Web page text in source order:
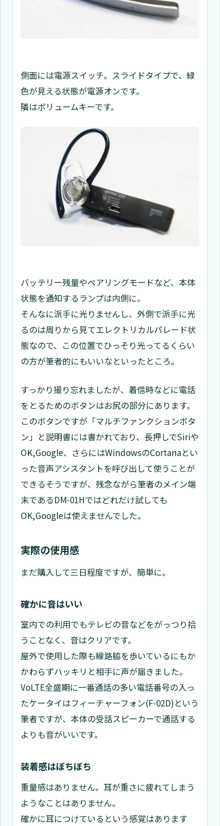
側面には電源スイッチ。スライドタイプで、緑
色が見える状態が電源オンです。
隣はボリュームキーです。
バッテリー残量やペアリングモードなど、本体
状態を通知するランプは内側に。
そんなに派手に光りませんし、外側で派手に光
るのは周りから見てエレクトリカルパレード状
態なので、この位置でひっそり光ってるくらい
の方が筆者的にもいいなといったところ。
すっかり撮り忘れましたが、着信時などに電話
をとるためのボタンはお尻の部分にあります。
このボタンですが「マルチファンクションボタ
ン」と説明書には書かれており、長押しでSiriや
OK,Google、さらにはWindowsのCortanaとい
った音声アシスタントを呼び出して使うことが
できるそうですが、残念ながら筆者のメイン端
末であるDM-01Hではどれだけ試しても
OK,Googleは使えませんでした。
実際の使用感
まだ購入して三日程度ですが、簡単に。
確かに音はいい
室内での利用でもテレビの音などをがっつり拾
うことなく、音はクリアです。
屋外で使用した際も線路脇を歩いているにもか
かわらずハッキリと相手に声が届きました。
VoLTE全盛期に一番通話の多い電話番号の入っ
たケータイはフィーチャーフォン(F-02D)という
筆者ですが、本体の受話スピーカーで通話する
よりも音がいいです。
装着感はぼちぼち
重量感はありません。耳が重さに疲れてしまう
ようなことはありません。
確かに耳につけているという感覚はあります